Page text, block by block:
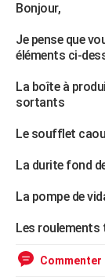
Bonjour,
Je pense que
éléments ci-
La boîte à
sortants
Le soufflet
La durite fond
La pompe de
Les
Commenter